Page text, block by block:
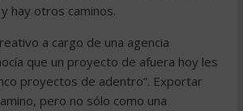
hay otros caminos.
a cargo de una agencia
que un proyecto de afuera hoy les
proyectos de adentro”. Exportar
pero no sólo como una